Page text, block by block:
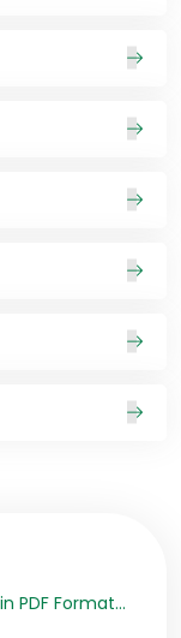
PDF Format...